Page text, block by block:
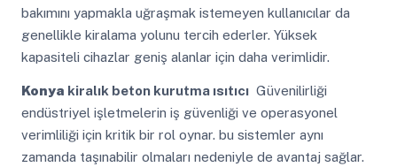
bakımını yapmakla uğraşmak istemeyen kullanıcılar da
genellikle kiralama yolunu tercih ederler. Yüksek
kapasiteli cihazlar geniş alanlar için daha verimlidir.
Konya kiralık beton kurutma ısıtıcıGüvenilirliği
endüstriyel işletmelerin iş güvenliği ve operasyonel
verimliliği için kritik bir rol oynar. bu sistemler aynı
zamanda taşınabilir olmaları nedeniyle de avantaj sağlar.